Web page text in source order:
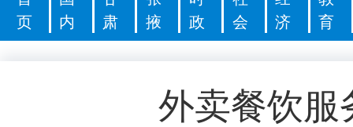
页
内
肃
掖
政
会
济
育
外卖餐饮服